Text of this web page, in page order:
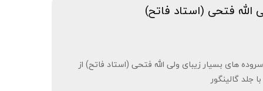
فتحی (استاد فاتح)
های بسیار زیبای ولی الله فتحی (استاد فاتح) از
جلد گالینگور